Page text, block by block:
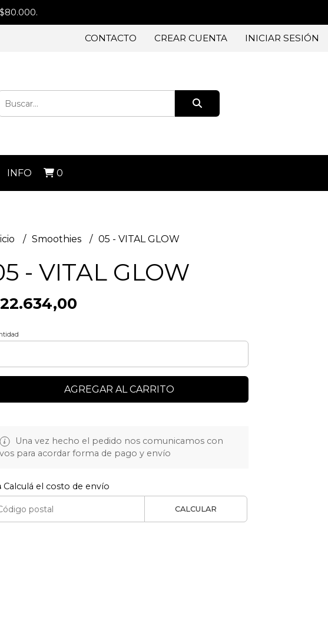
CONTACTO CREAR CUENTA INICIAR SESIÓN
INFO 0
Smoothies 05 - VITAL GLOW
- VITAL GLOW
AGREGAR AL CARRITO
Una vez hecho el pedido nos comunicamos con
vos para acordar forma de pago y envío
Calculá el costo de envío
CALCULAR